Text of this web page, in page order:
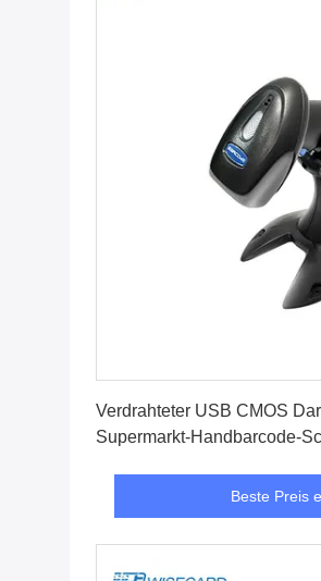
Verdrahteter USB CMOS
Supermarkt-Handbarcode-
Beste Preis